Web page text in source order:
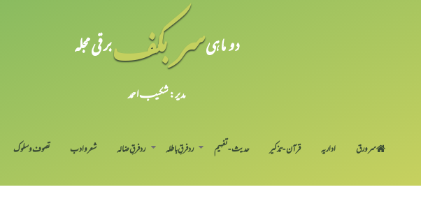
دو ماہیسر بکفبرقی مجلہ
مدیر: شکیبـ احمد
سر ورق اداریہ قرآن-تذکیر حدیث-تفہیم رد فرقِ باطلہ رد فرقِ ضالہ شعر و ادب تصوف و سلوک